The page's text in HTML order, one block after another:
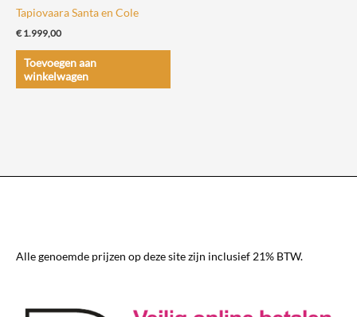
Tapiovaara Santa en Cole
€1.999,00
Toevoegen aan
winkelwagen
Alle genoemde prijzen op deze site zijn inclusief 21% BTW.